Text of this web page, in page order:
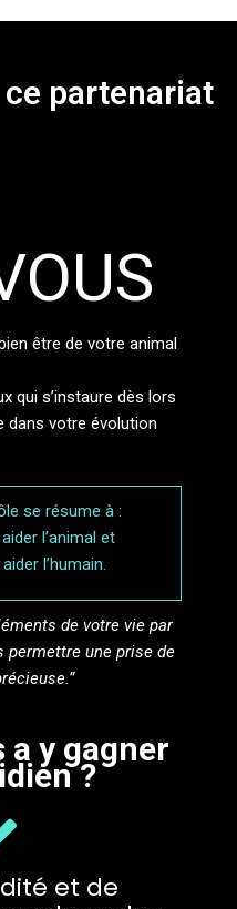
ce partenariat
être de votre animal
qui s’instaure dès lors
dans votre évolution
se résume à :
l’animal et
l’humain.
de votre vie par
permettre une prise de
a y gagner
?
et de